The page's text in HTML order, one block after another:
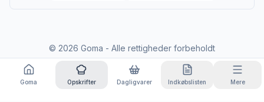
© 2026 Goma - Alle rettigheder forbeholdt
Goma Opskrifter Dagligvarer Indkøbslisten Mere